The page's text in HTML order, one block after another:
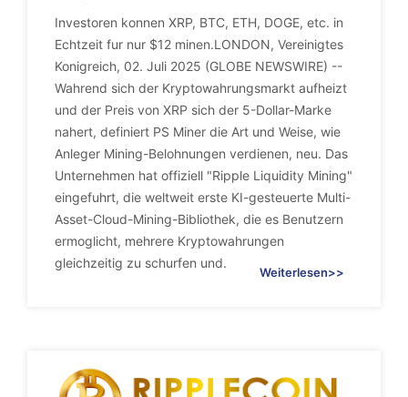
Investoren konnen XRP, BTC, ETH, DOGE, etc. in
Echtzeit fur nur $12 minen.LONDON, Vereinigtes
Konigreich, 02. Juli 2025 (GLOBE NEWSWIRE) --
Wahrend sich der Kryptowahrungsmarkt aufheizt
und der Preis von XRP sich der 5-Dollar-Marke
nahert, definiert PS Miner die Art und Weise, wie
Anleger Mining-Belohnungen verdienen, neu. Das
Unternehmen hat offiziell "Ripple Liquidity Mining"
eingefuhrt, die weltweit erste KI-gesteuerte Multi-
Asset-Cloud-Mining-Bibliothek, die es Benutzern
ermoglicht, mehrere Kryptowahrungen
gleichzeitig zu schurfen und.
Weiterlesen>>